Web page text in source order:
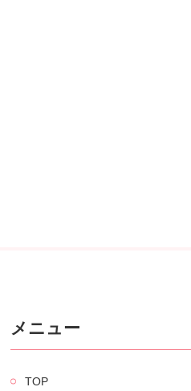
メニュー
TOP